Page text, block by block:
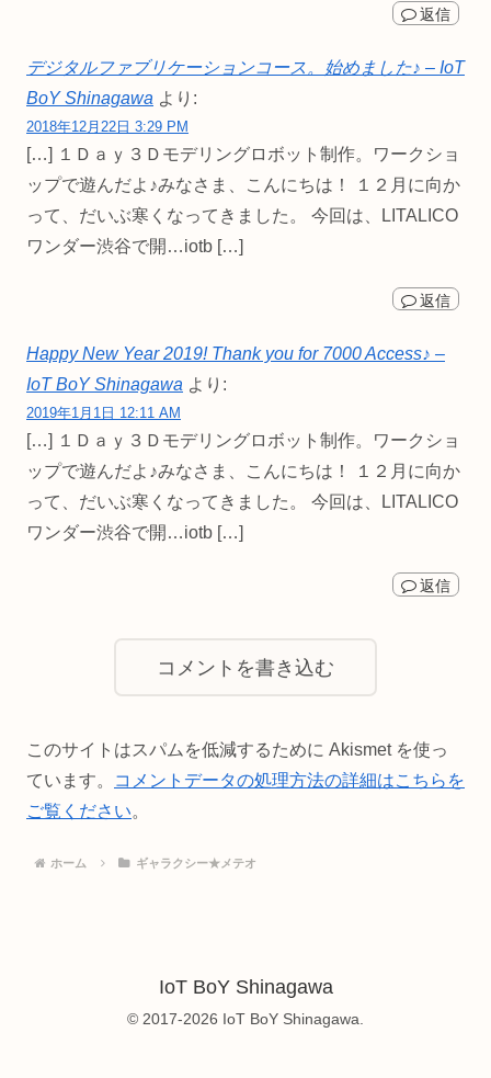
返信
デジタルファブリケーションコース。始めました♪ – IoT
BoY Shinagawa より:
2018年12月22日 3:29 PM
[…] １Ｄａｙ３Ｄモデリングロボット制作。ワークショ
ップで遊んだよ♪みなさま、こんにちは！ １２月に向か
って、だいぶ寒くなってきました。 今回は、LITALICO
ワンダー渋谷で開…iotb […]
返信
Happy New Year 2019! Thank you for 7000 Access♪ –
IoT BoY Shinagawa より:
2019年1月1日 12:11 AM
[…] １Ｄａｙ３Ｄモデリングロボット制作。ワークショ
ップで遊んだよ♪みなさま、こんにちは！ １２月に向か
って、だいぶ寒くなってきました。 今回は、LITALICO
ワンダー渋谷で開…iotb […]
返信
コメントを書き込む
このサイトはスパムを低減するために Akismet を使っ
ています。
コメントデータの処理方法の詳細はこちらを
ご覧ください。
ホーム ギャラクシー★メテオ
IoT BoY Shinagawa
© 2017-2026 IoT BoY Shinagawa.